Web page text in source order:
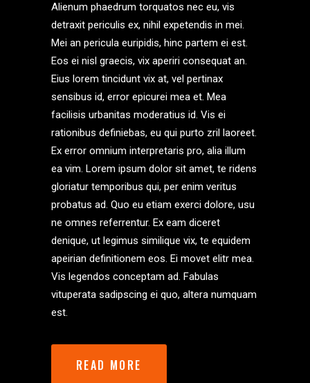
Alienum phaedrum torquatos nec eu, vis
detraxit periculis ex, nihil expetendis in mei.
Mei an pericula euripidis, hinc partem ei est.
Eos ei nisl graecis, vix aperiri consequat an.
Eius lorem tincidunt vix at, vel pertinax
sensibus id, error epicurei mea et. Mea
facilisis urbanitas moderatius id. Vis ei
rationibus definiebas, eu qui purto zril laoreet.
Ex error omnium interpretaris pro, alia illum
ea vim. Lorem ipsum dolor sit amet, te ridens
gloriatur temporibus qui, per enim veritus
probatus ad. Quo eu etiam exerci dolore, usu
ne omnes referrentur. Ex eam diceret
denique, ut legimus similique vix, te equidem
apeirian definitionem eos. Ei movet elitr mea.
Vis legendos conceptam ad. Fabulas
vituperata sadipscing ei quo, altera numquam
est.
READ MORE